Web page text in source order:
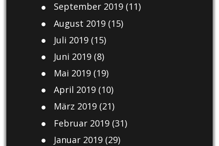
September 2019(11)
August 2019(15)
Juli 2019(15)
Juni 2019(8)
Mai 2019(19)
April 2019(10)
März 2019(21)
Februar 2019(31)
Januar 2019(29)